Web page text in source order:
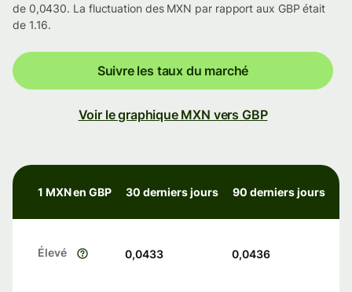
de 0,0430. La fluctuation des MXN par rapport aux GBP était
de 1.16.
Suivre les taux du marché
Voir le graphique MXN vers GBP
1 MXN en GBP 30 derniers jours 90 derniers jours
Élevé 0,0433 0,0436